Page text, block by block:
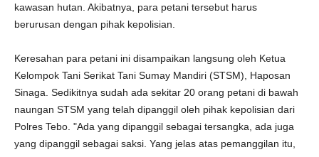
kawasan hutan. Akibatnya, para petani tersebut harus
berurusan dengan pihak kepolisian.
Keresahan para petani ini disampaikan langsung oleh Ketua
Kelompok Tani Serikat Tani Sumay Mandiri (STSM), Haposan
Sinaga. Sedikitnya sudah ada sekitar 20 orang petani di bawah
naungan STSM yang telah dipanggil oleh pihak kepolisian dari
Polres Tebo. "Ada yang dipanggil sebagai tersangka, ada juga
yang dipanggil sebagai saksi. Yang jelas atas pemanggilan itu,